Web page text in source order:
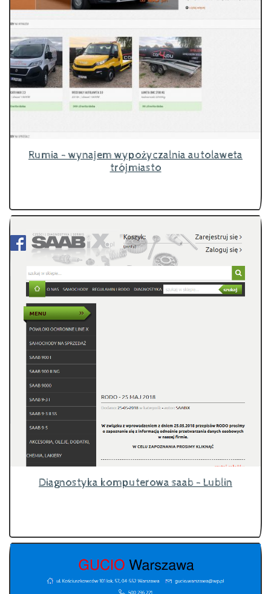
Rumia - wynajem wypożyczalnia autolaweta
trójmiasto
Diagnostyka komputerowa saab - Lublin